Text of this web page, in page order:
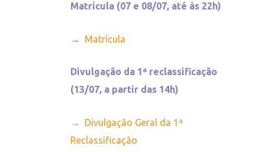
Matrícula (07 e 08/07, até às 22h)
→ Matrícula
Divulgação da 1ª reclassificação
(13/07, a partir das 14h)
→ Divulgação Geral da 1ª
Reclassificação